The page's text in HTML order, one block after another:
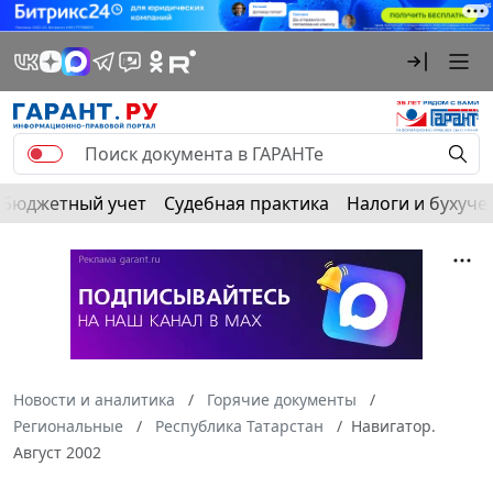
Бюджетный учет Судебная практика Налоги и
Новости и аналитика
Горячие документы
Региональные
Республика Татарстан
Навигатор.
Август 2002